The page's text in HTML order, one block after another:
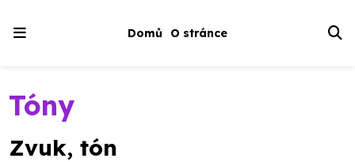
Domů O stránce
Tóny
Zvuk, tón